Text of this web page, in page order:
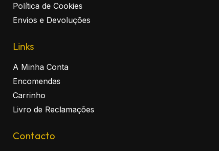
Política de Cookies
Envios e Devoluções
Links
A Minha Conta
Encomendas
Carrinho
Livro de Reclamações
Contacto